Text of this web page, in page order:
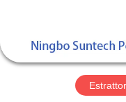
DELLA
QUALITÀ